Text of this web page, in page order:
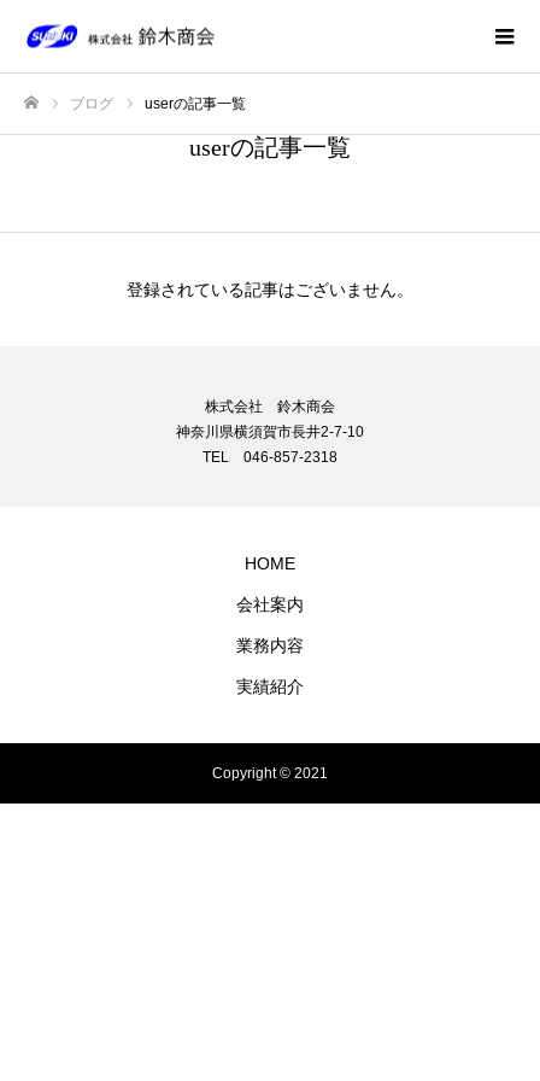
ブログ userの記事一覧
userの記事一覧
登録されている記事はございません。
株式会社 鈴木商会
神奈川県横須賀市長井2-7-10
TEL 046-857-2318
HOME
会社案内
業務内容
実績紹介
Copyright © 2021